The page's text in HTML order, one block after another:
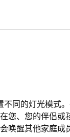
同的灯光模式
您、您的伴侣或
唤醒其他家庭成